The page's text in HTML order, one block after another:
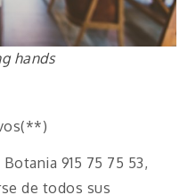
hands
915 75 75 53,
de todos sus